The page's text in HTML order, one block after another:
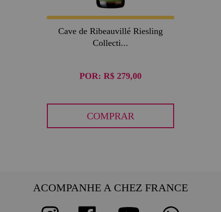
Cave de Ribeauvillé Riesling
Collecti...
POR: R$ 279,00
COMPRAR
ACOMPANHE A CHEZ FRANCE